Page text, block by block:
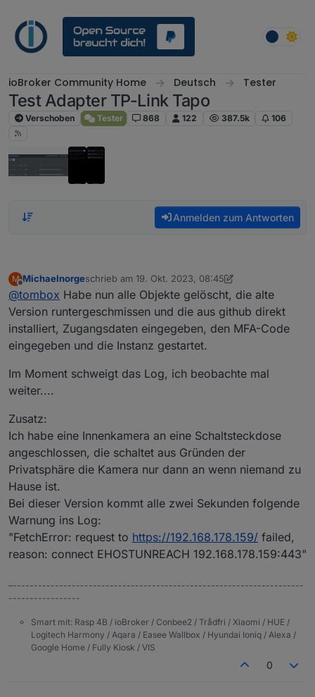
ioBroker Community Home Deutsch Tester
Test Adapter TP-Link Tapo
Verschoben Tester 868 122 387.5k 106
Anmelden zum Antworten
M
Offline
Michaelnorgeschrieb am 19. Okt. 2023, 08:45
zuletzt editiert von Michaelnorge
@tombox Habe nun alle Objekte gelöscht, die alte
Version runtergeschmissen und die aus github direkt
installiert, Zugangsdaten eingegeben, den MFA-Code
eingegeben und die Instanz gestartet.
Im Moment schweigt das Log, ich beobachte mal
weiter....
Zusatz:
Ich habe eine Innenkamera an eine Schaltsteckdose
angeschlossen, die schaltet aus Gründen der
Privatsphäre die Kamera nur dann an wenn niemand zu
Hause ist.
Bei dieser Version kommt alle zwei Sekunden folgende
Warnung ins Log:
"FetchError: request to https://192.168.178.159/ failed,
reason: connect EHOSTUNREACH 192.168.178.159:443"
–---------------------------------------------------------------------
-----------------
Smart mit: Rasp 4B / ioBroker / Conbee2 / Trådfri / Xiaomi / HUE /
Logitech Harmony / Aqara / Easee Wallbox / Hyundai Ioniq / Alexa /
Google Home / Fully Kiosk / VIS
0